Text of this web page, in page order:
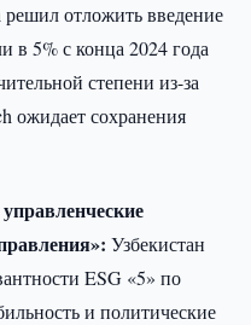
отложить введение
в 5% с конца 2024 года
степени из-за
ожидает сохранения
Узбекистан
ESG «5» по
и политические